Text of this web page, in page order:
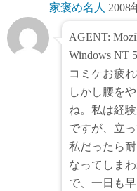
家褒め名人 2008
AGENT:
Windows NT
コミケお疲れ
しかし腰を
ね。私は経
ですが、立
私だったら
なってしま
で、一日も